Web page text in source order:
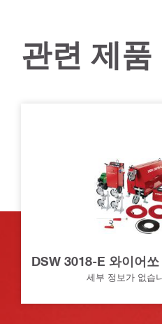
관련 제품
DSW 3018-E 와이어쏘
세부 정보가 없습